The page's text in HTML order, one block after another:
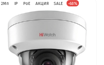
2Мп IP PoE АКЦИЯ SALE -68%